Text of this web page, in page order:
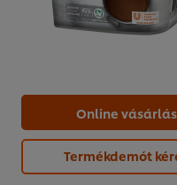
Online vásárlás
Termékdemót